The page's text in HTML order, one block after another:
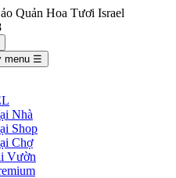
menu ☰
Nhà
Shop
Chợ
Vườn